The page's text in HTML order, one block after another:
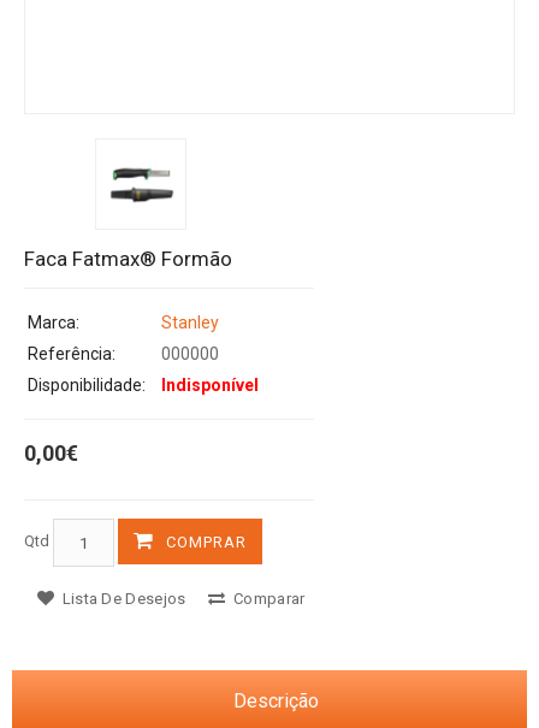
Faca Fatmax® Formão
Marca:
Stanley
Referência:
000000
Disponibilidade:
Indisponível
0,00€
Qtd COMPRAR
Lista De Desejos Comparar
Descrição